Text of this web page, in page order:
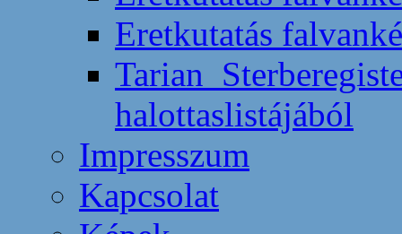
Eretkutatás
halottaslistájából
Impresszum
Kapcsolat